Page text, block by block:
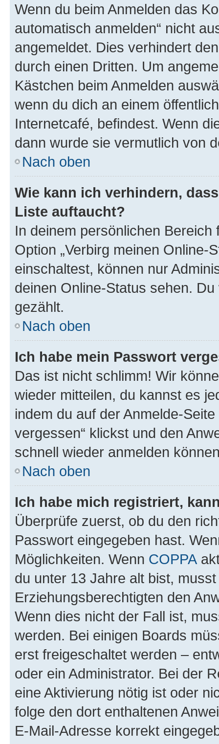
Wenn du beim Anmelden das
automatisch anmelden“ nicht
angemeldet. Dies verhindert
durch einen Dritten. Um
Kästchen beim Anmelden
wenn du dich an einem
Internetcafé, befindest. Wenn
dann wurde sie vermutlich von
Nach oben
Wie kann ich verhindern,
Liste auftaucht?
In deinem persönlichen
Option „Verbirg meinen Online-
einschaltest, können nur
deinen Online-Status sehen.
gezählt.
Nach oben
Ich habe mein Passwort
Das ist nicht schlimm! Wir
wieder mitteilen, du kannst es
indem du auf der Anmelde-
vergessen“ klickst und den
schnell wieder anmelden
Nach oben
Ich habe mich registriert,
Überprüfe zuerst, ob du den
Passwort eingegeben hast.
Möglichkeiten. Wenn COPPA
du unter 13 Jahre alt bist,
Erziehungsberechtigten den
Wenn dies nicht der Fall ist,
werden. Bei einigen Boards
erst freigeschaltet werden –
oder ein Administrator. Bei der
eine Aktivierung nötig ist oder
folge den dort enthaltenen
E-Mail-Adresse korrekt